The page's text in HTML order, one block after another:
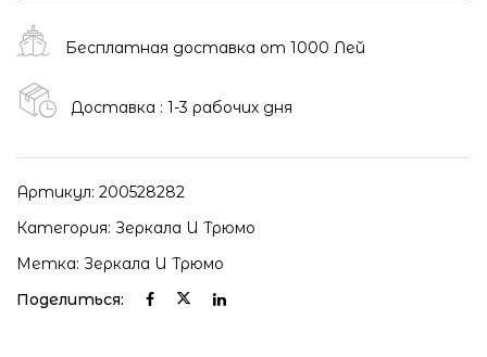
Бесплатная доставка от 1000 Лей
Доставка : 1-3 рабочих дня
Артикул: 200528282
Категория: Зеркала И Трюмо
Метка: Зеркала И Трюмо
Поделиться: